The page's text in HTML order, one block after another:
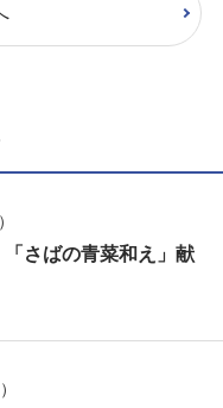
「さばの青菜和え」献